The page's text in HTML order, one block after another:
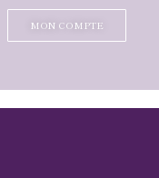
MON COMPTE